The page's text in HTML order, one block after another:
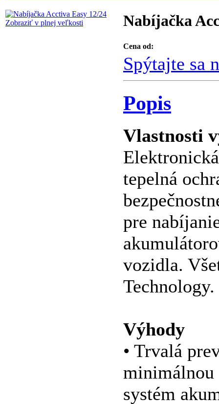
Zobraziť v plnej veľkosti Nabíjačka
Cena od:
Spýtajte sa
Popis
Vlastnosti
tepelná
pre
vozidla.
Technology.
Výhody
• Trvalá
minimálnou
systém